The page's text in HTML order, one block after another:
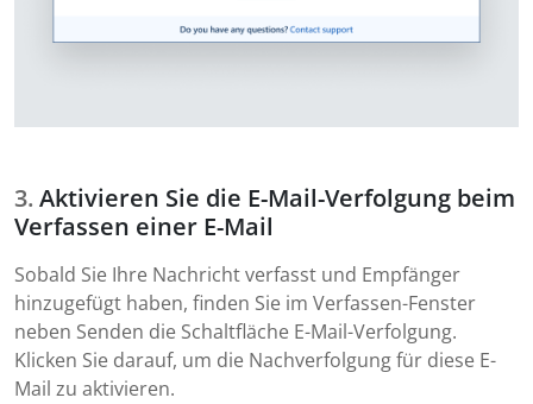
Aktivieren Sie die E-Mail-Verfolgung beim
Verfassen einer E-Mail
Sobald Sie Ihre Nachricht verfasst und Empfänger
hinzugefügt haben, finden Sie im Verfassen-Fenster
neben Senden die Schaltfläche E-Mail-Verfolgung.
Klicken Sie darauf, um die Nachverfolgung für diese E-
Mail zu aktivieren.